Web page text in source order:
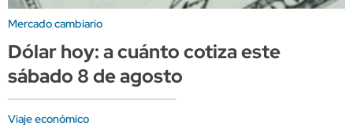
Mercado cambiario
Dólar hoy: a cuánto cotiza este
sábado 8 de agosto
Viaje económico